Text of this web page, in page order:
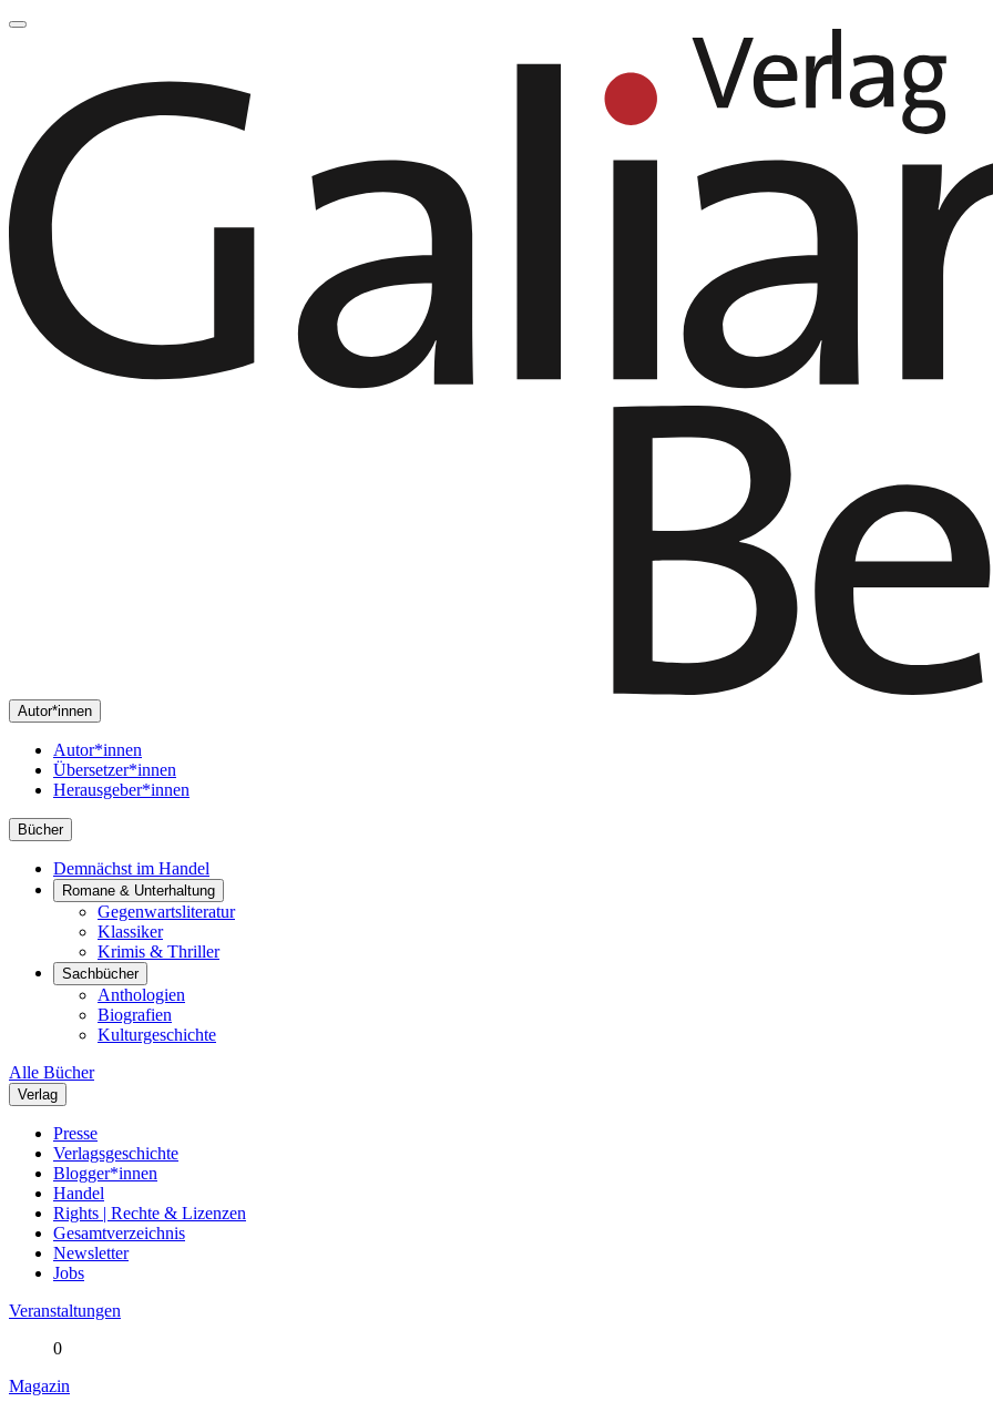
Autor*innen
Autor*innen
Übersetzer*innen
Herausgeber*innen
Bücher
Demnächst im Handel
Romane & Unterhaltung
Gegenwartsliteratur
Klassiker
Krimis & Thriller
Sachbücher
Anthologien
Biografien
Kulturgeschichte
Alle Bücher
Verlag
Presse
Verlagsgeschichte
Blogger*innen
Handel
Rights | Rechte & Lizenzen
Gesamtverzeichnis
Newsletter
Jobs
Veranstaltungen
0
Magazin